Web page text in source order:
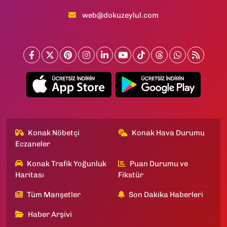
web@dokuzeylul.com
Konak Nöbetçi
Eczaneler
Konak Hava Durumu
Konak Trafik Yoğunluk
Haritası
Puan Durumu ve
Fikstür
Tüm Manşetler Son Dakika Haberleri
Haber Arşivi